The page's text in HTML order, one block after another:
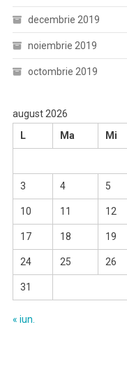
decembrie 2019
noiembrie 2019
octombrie 2019
august 2026
L
Ma Mi
3 4 5
10 11 12
17 18 19
24 25 26
31
« iun.